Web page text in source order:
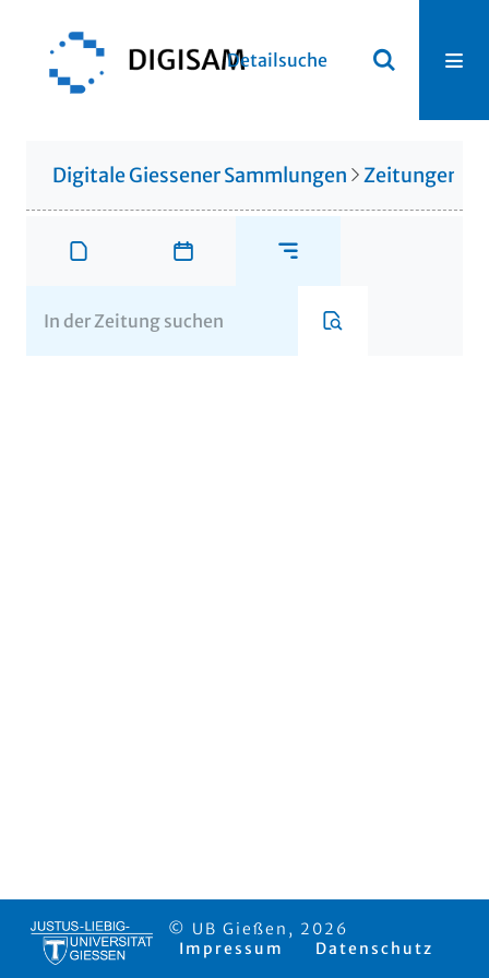
Detailsuche
Digitale Giessener Sammlungen Zeitungen
© UB Gießen, 2026
Impressum
Datenschutz